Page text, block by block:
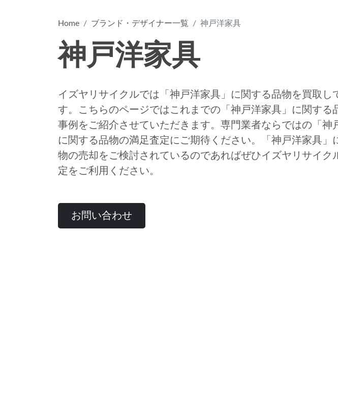
Home ブランド・デザイナー一覧 神戸洋家具
神戸洋家具
イズヤリサイクルでは「神戸洋家具」に関する品物を買取し
す。こちらのページではこれまでの「神戸洋家具」に関する
事例をご紹介させていただきます。専門業者ならではの「神
に関する品物の満足査定にご期待ください。「神戸洋家具」
物の売却をご検討されているのであればぜひイズヤリサイク
定をご利用ください。
お問い合わせ